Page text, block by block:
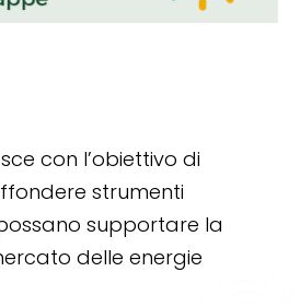
con l’obiettivo di
strumenti
supportare la
delle energie